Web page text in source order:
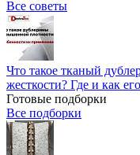
Все советы
Что такое тканый
жесткости? Где и как
Готовые подборки
Все подборки